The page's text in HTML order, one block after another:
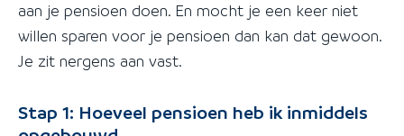
aan je pensioen doen. En mocht je een keer niet
willen sparen voor je pensioen dan kan dat gewoon.
Je zit nergens aan vast.
Stap 1: Hoeveel pensioen heb ik inmiddels